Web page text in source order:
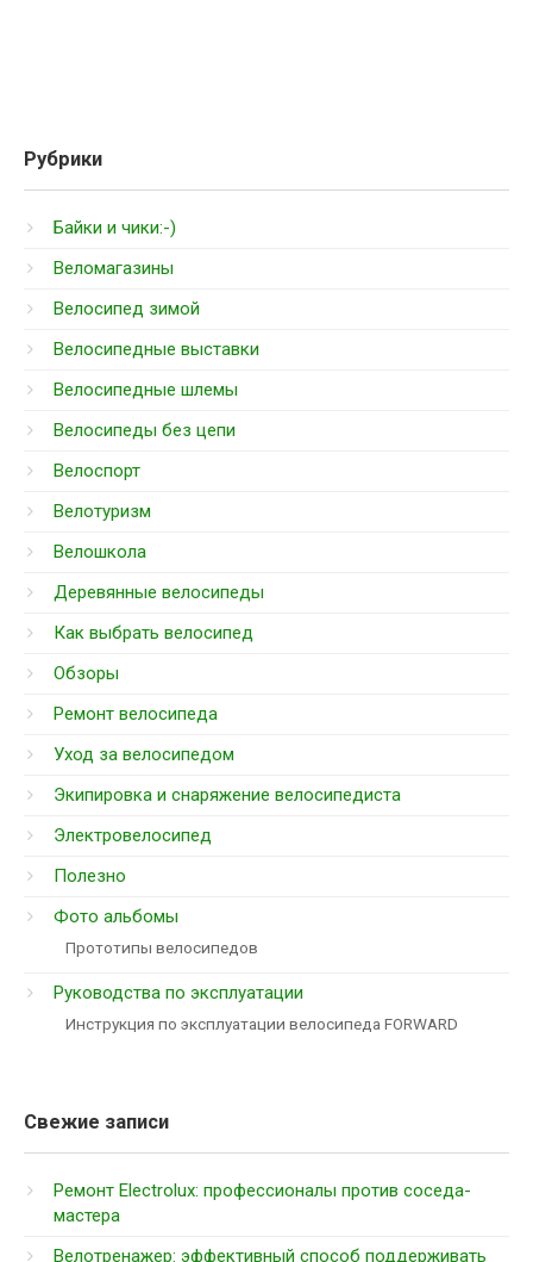
Рубрики
Байки и чики:-)
Веломагазины
Велосипед зимой
Велосипедные выставки
Велосипедные шлемы
Велосипеды без цепи
Велоспорт
Велотуризм
Велошкола
Деревянные велосипеды
Как выбрать велосипед
Обзоры
Ремонт велосипеда
Уход за велосипедом
Экипировка и снаряжение велосипедиста
Электровелосипед
Полезно
Фото альбомы
Прототипы велосипедов
Руководства по эксплуатации
Инструкция по эксплуатации велосипеда FORWARD
Свежие записи
Ремонт Electrolux: профессионалы против соседа-
мастера
Велотренажер: эффективный способ поддерживать